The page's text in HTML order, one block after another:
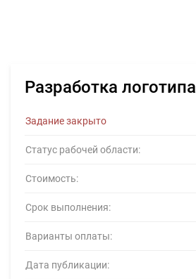
Разработка логотипа
Задание закрыто
Статус рабочей области:
Стоимость:
Срок выполнения:
Варианты оплаты:
Дата публикации: